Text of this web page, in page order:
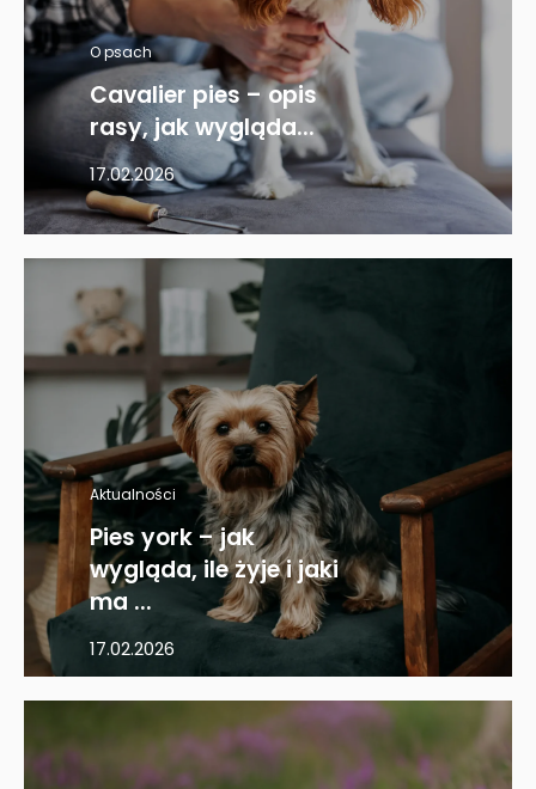
O psach
Cavalier pies – opis
rasy, jak wygląda...
17.02.2026
Aktualności
Pies york – jak
wygląda, ile żyje i jaki
ma ...
17.02.2026